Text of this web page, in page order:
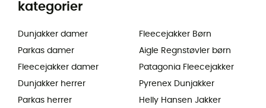
kategorier
Dunjakker damer
Parkas damer
Fleecejakker damer
Dunjakker herrer
Parkas herrer
Fleecejakker Børn
Aigle Regnstøvler børn
Patagonia Fleecejakker
Pyrenex Dunjakker
Helly Hansen Jakker